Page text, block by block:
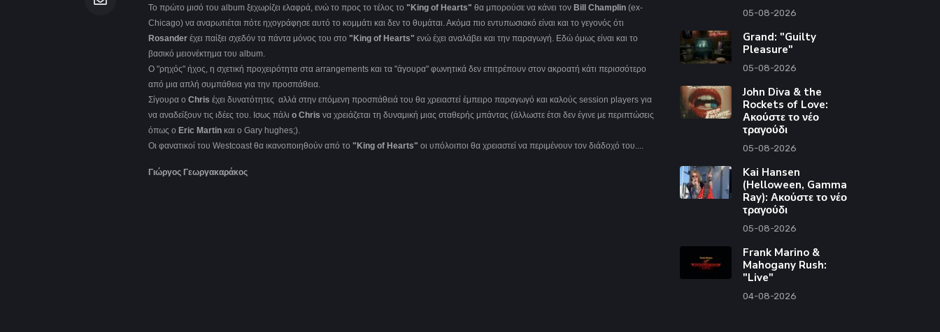
Το πρώτο μισό του album ξεχωρίζει ελαφρά, ενώ το προς το τέλος το "King of Hearts" θα μπορούσε να κάνει τον Bill Champlin (ex-
Chicago) να αναρωτιέται πότε ηχογράφησε αυτό το κομμάτι και δεν το θυμάται. Ακόμα πιο εντυπωσιακό είναι και το γεγονός ότι
Rosander έχει παίξει σχεδόν τα πάντα μόνος του στο "King of Hearts" ενώ έχει αναλάβει και την παραγωγή. Εδώ όμως είναι και το
βασικό μειονέκτημα του album.
O "ρηχός" ήχος, η σχετική προχειρότητα στα arrangements και τα "άγουρα" φωνητικά δεν επιτρέπουν στον ακροατή κάτι περισσότερο
από μια απλή συμπάθεια για την προσπάθεια.
Σίγουρα ο Chris έχει δυνατότητες αλλά στην επόμενη προσπάθειά του θα χρειαστεί έμπειρο παραγωγό και καλούς session players για
να αναδείξουν τις ιδέες του. Ισως πάλι ο Chris να χρειάζεται τη δυναμική μιας σταθερής μπάντας (άλλωστε έτσι δεν έγινε με περιπτώσεις
όπως ο Eric Martin και ο Gary hughes;).
Οι φανατικοί του Westcoast θα ικανοποιηθούν από το "King of Hearts" οι υπόλοιποι θα χρειαστεί να περιμένουν τον διάδοχό του....
Γιώργος Γεωργακαράκος
05-08-2026
Grand: "Guilty
Pleasure"
05-08-2026
John Diva & the
Rockets of Love:
Ακούστε το νέο
τραγούδι
05-08-2026
Kai Hansen
(Helloween, Gamma
Ray): Ακούστε το νέο
τραγούδι
05-08-2026
Frank Marino &
Mahogany Rush:
"Live"
04-08-2026